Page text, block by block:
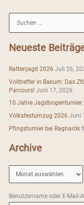
b
o
o
k
A
p
st
h
n
:
Neueste
Rattenjagd 2026 Juli 26,
Volltreffer in Bakum: Das
Parcours! Juni 17, 2026
10 Jahre Jagdbogenturnier
Volksfestumzug 2026 Juni
Pfingsturnier bei Ragnarök
Archive
r
c
Benutzername oder E-Mail-